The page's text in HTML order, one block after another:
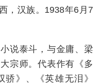
，汉族。1938年6月7
说泰斗，与金庸、梁
宗师。代表作有《多
》、《英雄无泪》